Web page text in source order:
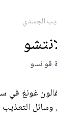
الجسدي
تمّ سجن أكثر من ٢٠۰
وسائل